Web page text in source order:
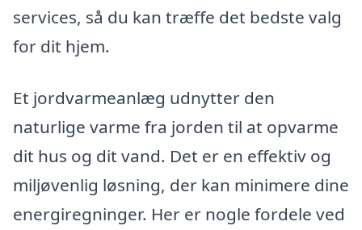
services, så du kan træffe det bedste valg
for dit hjem.
Et jordvarmeanlæg udnytter den
naturlige varme fra jorden til at opvarme
dit hus og dit vand. Det er en effektiv og
miljøvenlig løsning, der kan minimere dine
energiregninger. Her er nogle fordele ved